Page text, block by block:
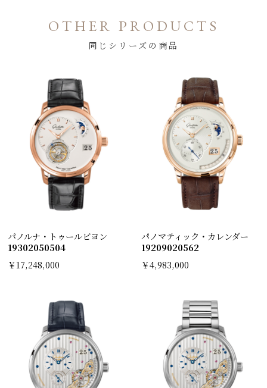
OTHER PRODUCTS
同じシリーズの商品
パノルナ・トゥールビヨン
19302050504
￥17,248,000
パノマティック・カレンダー
19209020562
￥4,983,000